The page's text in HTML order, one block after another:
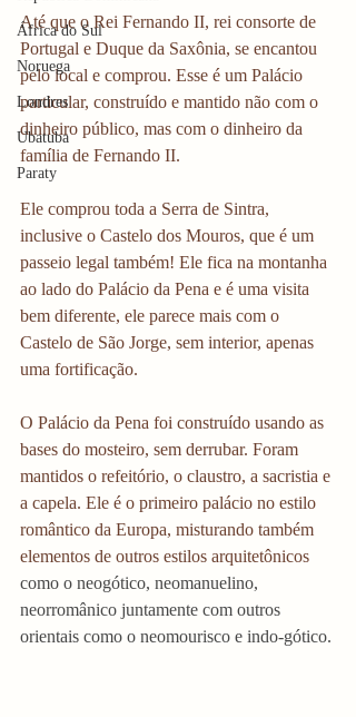
África do Sul
Noruega
Londres
Ubatuba
Paraty
Até que o Rei Fernando II, rei consorte de
Portugal e Duque da Saxônia, se encantou
pelo local e comprou. Esse é um Palácio
particular, construído e mantido não com o
dinheiro público, mas com o dinheiro da
família de Fernando II.
Ele comprou toda a Serra de Sintra,
inclusive o Castelo dos Mouros, que é um
passeio legal também! Ele fica na montanha
ao lado do Palácio da Pena e é uma visita
bem diferente, ele parece mais com o
Castelo de São Jorge, sem interior, apenas
uma fortificação.
O Palácio da Pena foi construído usando as
bases do mosteiro, sem derrubar. Foram
mantidos o refeitório, o claustro, a sacristia e
a capela. Ele é o primeiro palácio no estilo
romântico da Europa, misturando também
elementos de outros estilos arquitetônicos
como o neogótico, neomanuelino,
neorromânico juntamente com outros
orientais como o neomourisco e indo-gótico.